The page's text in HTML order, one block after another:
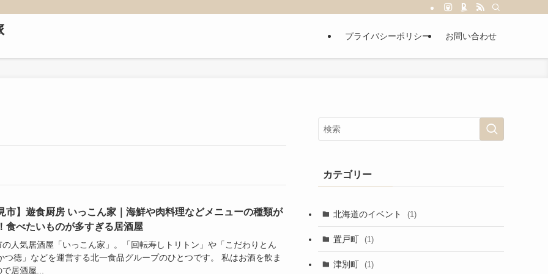
プライバシーポリシー お問い合わせ
市】遊食厨房 いっこん家｜海鮮や肉料理などメニューの種類が
食べたいものが多すぎる居酒屋
の人気居酒屋「いっこん家」。「回転寿しトリトン」や「こだわりとん
つ徳」などを運営する北一食品グループのひとつです。 私はお酒を飲ま
居酒屋...
カテゴリー
北海道のイベント (1)
置戸町 (1)
津別町 (1)